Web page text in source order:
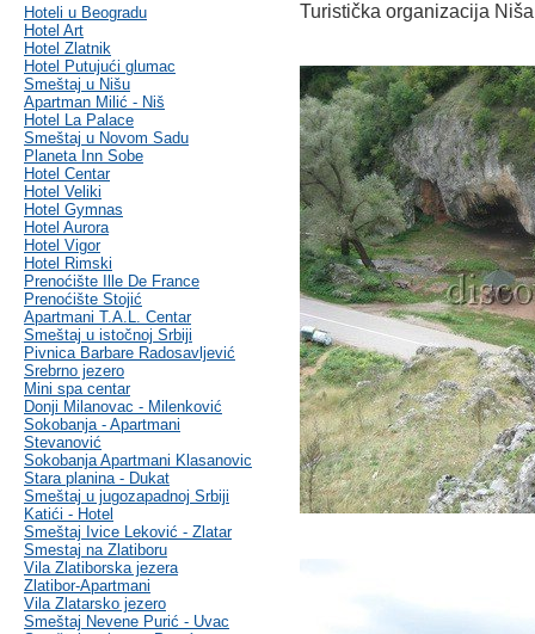
Hoteli u Beogradu
Hotel Art
Hotel Zlatnik
Hotel Putujući glumac
Smeštaj u Nišu
Apartman Milić - Niš
Hotel La Palace
Smeštaj u Novom Sadu
Planeta Inn Sobe
Hotel Centar
Hotel Veliki
Hotel Gymnas
Hotel Aurora
Hotel Vigor
Hotel Rimski
Prenoćište Ille De France
Prenoćište Stojić
Apartmani T.A.L. Centar
Smeštaj u istočnoj Srbiji
Pivnica Barbare Radosavljević
Srebrno jezero
Mini spa centar
Donji Milanovac - Milenković
Sokobanja - Apartmani
Stevanović
Sokobanja Apartmani Klasanovic
Stara planina - Dukat
Smeštaj u jugozapadnoj Srbiji
Katići - Hotel
Smeštaj Ivice Leković - Zlatar
Smestaj na Zlatiboru
Vila Zlatiborska jezera
Zlatibor-Apartmani
Vila Zlatarsko jezero
Smeštaj Nevene Purić - Uvac
Turistička organizacija